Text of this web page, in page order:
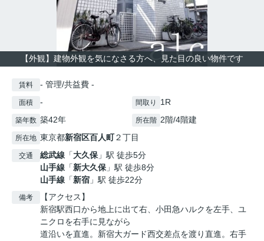
【外観】建物外観を気になさる方へ、見た目の良い物件です
賃料 - 管理/共益費 -
面積 - 間取り 1R
築年数 築42年 所在階 2階/4階建
所在地 東京都新宿区百人町２丁目
交通 総武線 「大久保 」駅 徒歩5分
山手線 「新大久保 」駅 徒歩8分
山手線 「新宿 」駅 徒歩22分
備考
【アクセス】
新宿駅西口から地上に出て右、小田急ハルクを左手、ユ
ニクロを右手に見ながら
道沿いを直進。新宿大ガード西交差点を渡り直進。右手